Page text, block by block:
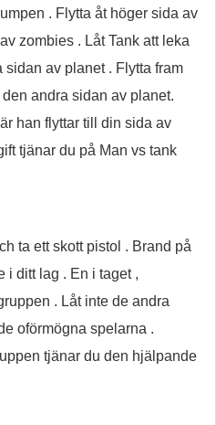
. Flytta åt höger sida av
zombies . Låt Tank att leka
av planet . Flytta fram
andra sidan av planet.
han flyttar till din sida av
tjänar du på Man vs tank
ta ett skott pistol . Brand på
i ditt lag . En i taget ,
. Låt inte de andra
oförmögna spelarna .
tjänar du den hjälpande